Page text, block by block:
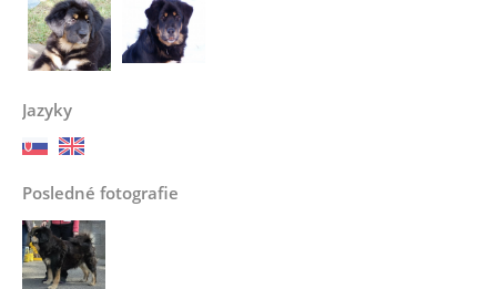
Jazyky
Posledné fotografie